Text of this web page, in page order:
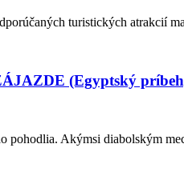
turistických atrakcií
(Egyptský
Akýmsi diabolským